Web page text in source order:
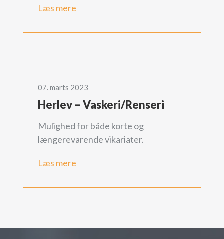
Læs mere
07. marts 2023
Herlev – Vaskeri/Renseri
Mulighed for både korte og
længerevarende vikariater.
Læs mere